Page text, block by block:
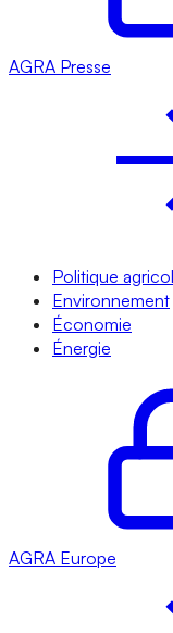
AGRA Presse
Politique
Environnement
Économie
Énergie
AGRA Europe